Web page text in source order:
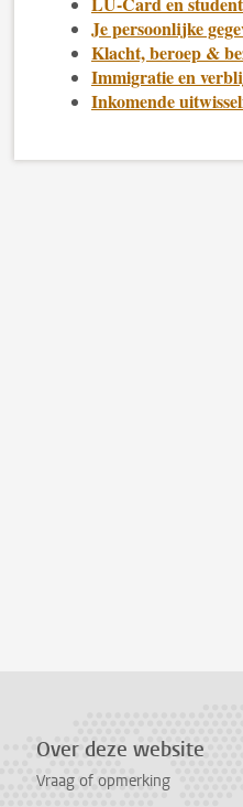
Je persoonlijke
Klacht, beroep &
Immigratie en
Inkomende
Over deze website
Vraag of opmerking